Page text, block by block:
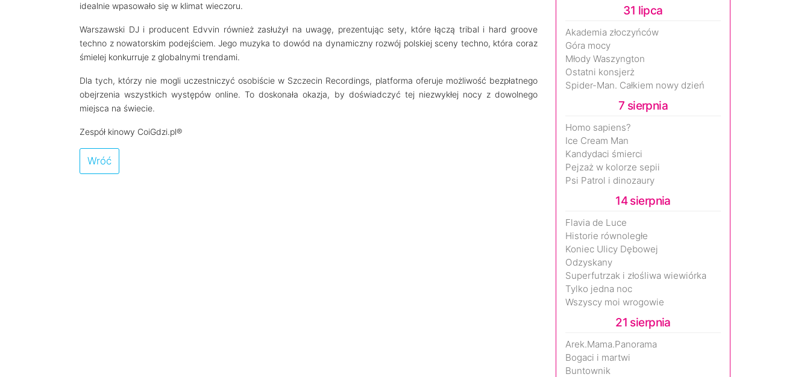
idealnie wpasowało się w klimat wieczoru.
Warszawski DJ i producent Edvvin również zasłużył na uwagę, prezentując sety, które łączą tribal i hard groove
techno z nowatorskim podejściem. Jego muzyka to dowód na dynamiczny rozwój polskiej sceny techno, która coraz
śmielej konkurruje z globalnymi trendami.
Dla tych, którzy nie mogli uczestniczyć osobiście w Szczecin Recordings, platforma oferuje możliwość bezpłatnego
obejrzenia wszystkich występów online. To doskonała okazja, by doświadczyć tej niezwykłej nocy z dowolnego
miejsca na świecie.
Zespół kinowy CoiGdzi.pl®
Wróć
31 lipca
Akademia złoczyńców
Góra mocy
Młody Waszyngton
Ostatni konsjerż
Spider-Man. Całkiem nowy dzień
7 sierpnia
Homo sapiens?
Ice Cream Man
Kandydaci śmierci
Pejzaż w kolorze sepii
Psi Patrol i dinozaury
14 sierpnia
Flavia de Luce
Historie równoległe
Koniec Ulicy Dębowej
Odzyskany
Superfutrzak i złośliwa wiewiórka
Tylko jedna noc
Wszyscy moi wrogowie
21 sierpnia
Arek.Mama.Panorama
Bogaci i martwi
Buntownik